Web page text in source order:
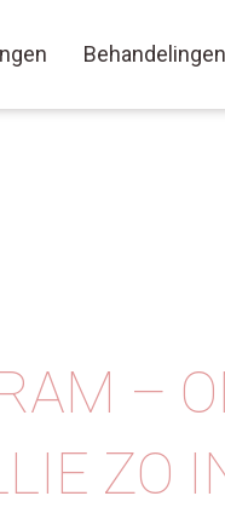
Behandelingen
–
ZO